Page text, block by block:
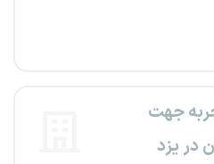
جهت
در یزد